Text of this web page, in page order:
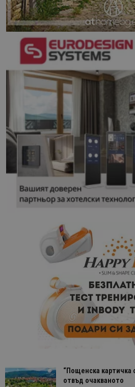
“Пощенска картичка
отвъд очакваното